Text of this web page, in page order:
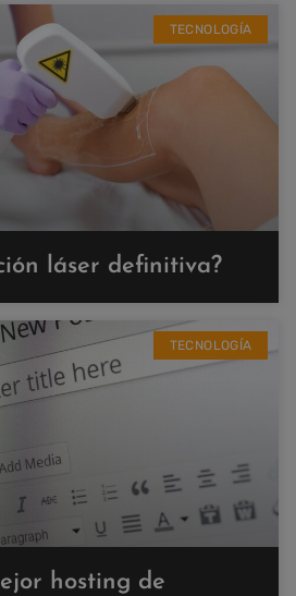
TECNOLOGÍA
láser definitiva?
TECNOLOGÍA
hosting de